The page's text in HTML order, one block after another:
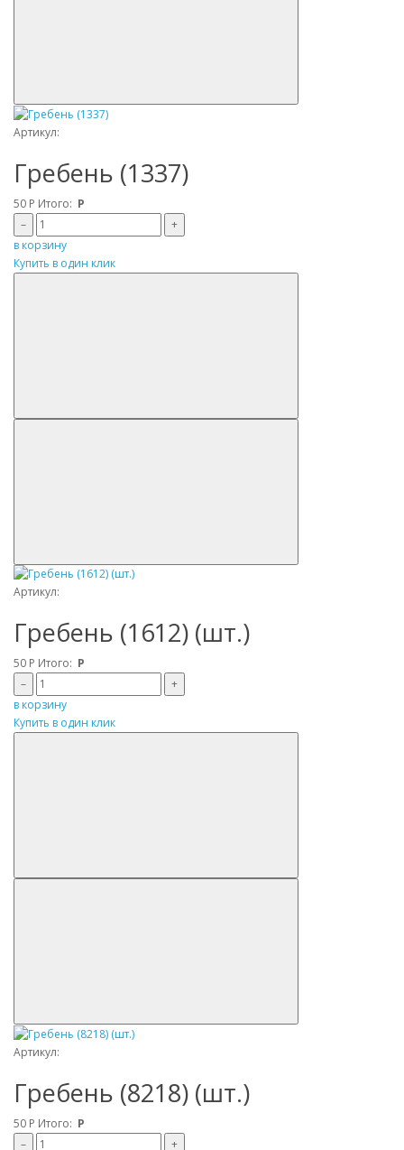
Артикул:
Гребень (1337)
50 Р Итого: Р
–
+
в корзину
Купить в один клик
Артикул:
Гребень (1612) (шт.)
50 Р Итого: Р
–
+
в корзину
Купить в один клик
Артикул:
Гребень (8218) (шт.)
50 Р Итого: Р
–
+